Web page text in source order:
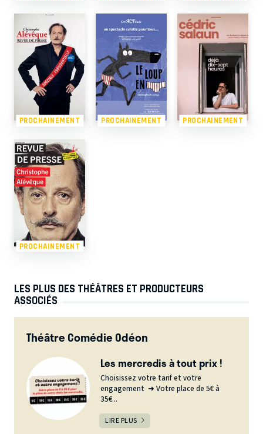
PROCHAINEMENT PROCHAINEMENT PROCHAINEMENT
PROCHAINEMENT
LES PLUS DES THÉÂTRES ET PRODUCTEURS
ASSOCIÉS
Théâtre Comédie Odéon
Les mercredis à tout prix !
Choisissez votre tarif et votre
engagement ➜ Votre place de 5€ à
35€...
LIRE PLUS